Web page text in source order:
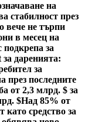
на
стабилност през
вече не търпи
в месец на
подкрепа за
даренията:
за
през последните
от 2,3 млрд. $ за
$Над 85% от
като средство за